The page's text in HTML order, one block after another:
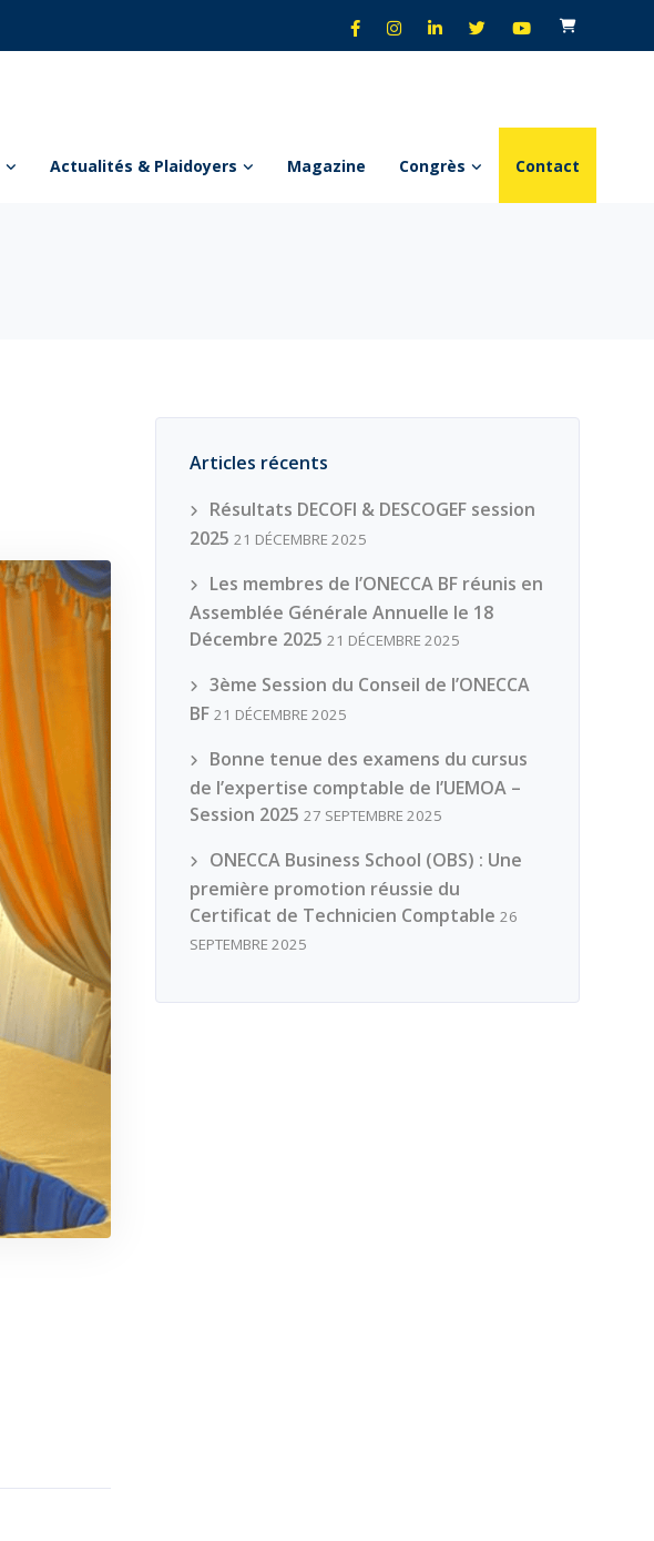
Actualités & Plaidoyers Magazine Congrès Contact
Articles récents
Résultats DECOFI & DESCOGEF session
2025 21 DÉCEMBRE 2025
Les membres de l’ONECCA BF réunis en
Assemblée Générale Annuelle le 18
Décembre 2025 21 DÉCEMBRE 2025
3ème Session du Conseil de l’ONECCA
BF 21 DÉCEMBRE 2025
Bonne tenue des examens du cursus
de l’expertise comptable de l’UEMOA –
Session 2025 27 SEPTEMBRE 2025
ONECCA Business School (OBS) : Une
première promotion réussie du
Certificat de Technicien Comptable 26
SEPTEMBRE 2025